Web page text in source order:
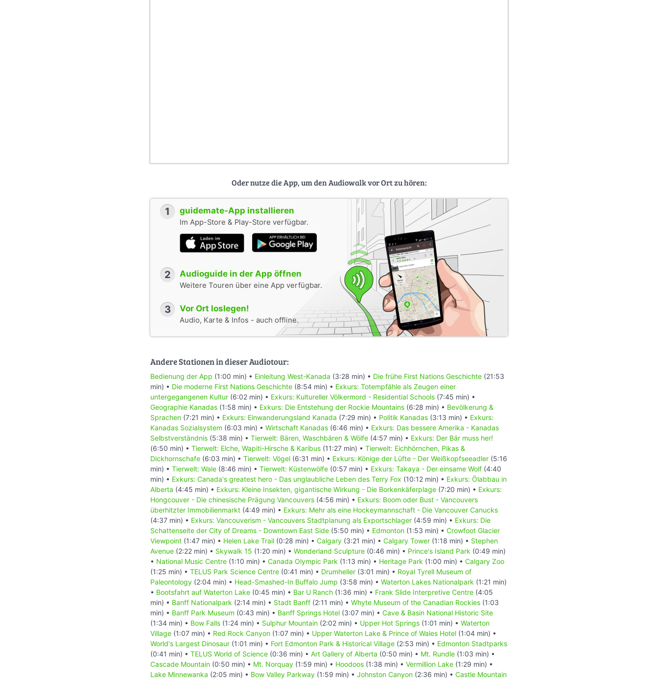
Oder nutze die App, um den Audiowalk vor Ort zu hören:
1 guidemate-App installieren
Im App-Store & Play-Store verfügbar.
2 Audioguide in der App öffnen
Weitere Touren über eine App verfügbar.
3 Vor Ort loslegen!
Audio, Karte & Infos - auch offline.
Andere Stationen in dieser Audiotour:
Bedienung der App (1:00 min) • Einleitung West-Kanada (3:28 min) • Die frühe First Nations Geschichte (21:53
min) • Die moderne First Nations Geschichte (8:54 min) • Exkurs: Totempfähle als Zeugen einer
untergegangenen Kultur (6:02 min) • Exkurs: Kultureller Völkermord - Residential Schools (7:45 min) •
Geographie Kanadas (1:58 min) • Exkurs: Die Entstehung der Rockie Mountains (6:28 min) • Bevölkerung &
Sprachen (7:21 min) • Exkurs: Einwanderungsland Kanada (7:29 min) • Politik Kanadas (3:13 min) • Exkurs:
Kanadas Sozialsystem (6:03 min) • Wirtschaft Kanadas (6:46 min) • Exkurs: Das bessere Amerika - Kanadas
Selbstverständnis (5:38 min) • Tierwelt: Bären, Waschbären & Wölfe (4:57 min) • Exkurs: Der Bär muss her!
(6:50 min) • Tierwelt: Elche, Wapiti-Hirsche & Karibus (11:27 min) • Tierwelt: Eichhörnchen, Pikas &
Dickhornschafe (6:03 min) • Tierwelt: Vögel (6:31 min) • Exkurs: Könige der Lüfte - Der Weißkopfseeadler (5:16
min) • Tierwelt: Wale (8:46 min) • Tierwelt: Küstenwölfe (0:57 min) • Exkurs: Takaya - Der einsame Wolf (4:40
min) • Exkurs: Canada's greatest hero - Das unglaubliche Leben des Terry Fox (10:12 min) • Exkurs: Ölabbau in
Alberta (4:45 min) • Exkurs: Kleine Insekten, gigantische Wirkung - Die Borkenkäferplage (7:20 min) • Exkurs:
Hongcouver - Die chinesische Prägung Vancouvers (4:56 min) • Exkurs: Boom oder Bust - Vancouvers
überhitzter Immobilienmarkt (4:49 min) • Exkurs: Mehr als eine Hockeymannschaft - Die Vancouver Canucks
(4:37 min) • Exkurs: Vancouverism - Vancouvers Stadtplanung als Exportschlager (4:59 min) • Exkurs: Die
Schattenseite der City of Dreams - Downtown East Side (5:50 min) • Edmonton (1:53 min) • Crowfoot Glacier
Viewpoint (1:47 min) • Helen Lake Trail (0:28 min) • Calgary (3:21 min) • Calgary Tower (1:18 min) • Stephen
Avenue (2:22 min) • Skywalk 15 (1:20 min) • Wonderland Sculpture (0:46 min) • Prince's Island Park (0:49 min)
• National Music Centre (1:10 min) • Canada Olympic Park (1:13 min) • Heritage Park (1:00 min) • Calgary Zoo
(1:25 min) • TELUS Park Science Centre (0:41 min) • Drumheller (3:01 min) • Royal Tyrell Museum of
Paleontology (2:04 min) • Head-Smashed-In Buffalo Jump (3:58 min) • Waterton Lakes Nationalpark (1:21 min)
• Bootsfahrt auf Waterton Lake (0:45 min) • Bar U Ranch (1:36 min) • Frank Slide Interpretive Centre (4:05
min) • Banff Nationalpark (2:14 min) • Stadt Banff (2:11 min) • Whyte Museum of the Canadian Rockies (1:03
min) • Banff Park Museum (0:43 min) • Banff Springs Hotel (3:07 min) • Cave & Basin National Historic Site
(1:34 min) • Bow Falls (1:24 min) • Sulphur Mountain (2:02 min) • Upper Hot Springs (1:01 min) • Waterton
Village (1:07 min) • Red Rock Canyon (1:07 min) • Upper Waterton Lake & Prince of Wales Hotel (1:04 min) •
World's Largest Dinosaur (1:01 min) • Fort Edmonton Park & Historical Village (2:53 min) • Edmonton Stadtparks
(0:41 min) • TELUS World of Science (0:36 min) • Art Gallery of Alberta (0:50 min) • Mt. Rundle (1:03 min) •
Cascade Mountain (0:50 min) • Mt. Norquay (1:59 min) • Hoodoos (1:38 min) • Vermillion Lake (1:29 min) •
Lake Minnewanka (2:05 min) • Bow Valley Parkway (1:59 min) • Johnston Canyon (2:36 min) • Castle Mountain